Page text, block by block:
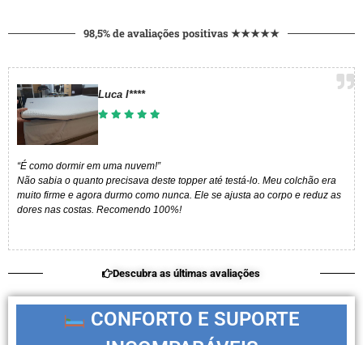
98,5% de avaliações positivas ★★★★★
Luca I****​
“É como dormir em uma nuvem!”
Não sabia o quanto precisava deste topper até testá-lo. Meu colchão era
muito firme e agora durmo como nunca. Ele se ajusta ao corpo e reduz as
dores nas costas. Recomendo 100%!
Descubra as últimas avaliações
CONFORTO E SUPORTE